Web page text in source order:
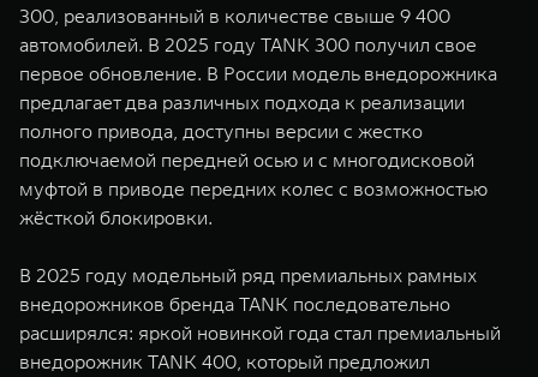
300, реализованный в количестве свыше 9 400
автомобилей. В 2025 году TANK 300 получил свое
первое обновление. В России модель внедорожника
предлагает два различных подхода к реализации
полного привода, доступны версии с жестко
подключаемой передней осью и с многодисковой
муфтой в приводе передних колес с возможностью
жёсткой блокировки.
В 2025 году модельный ряд премиальных рамных
внедорожников бренда TANK последовательно
расширялся: яркой новинкой года стал премиальный
внедорожник TANK 400, который предложил